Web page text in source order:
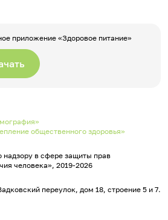
приложение «Здоровое питание»
общественного здоровья»
в сфере защиты прав
человека», 2019-2026
переулок, дом 18, строение 5 и 7.